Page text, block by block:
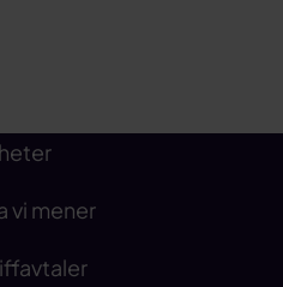
vi mener